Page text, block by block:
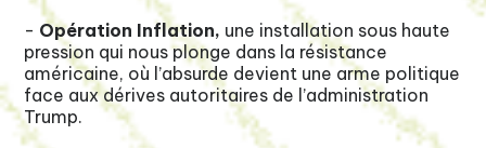
- Opération Inflation, une installation sous haute
pression qui nous plonge dans la résistance
américaine, où l’absurde devient une arme politique
face aux dérives autoritaires de l’administration
Trump.